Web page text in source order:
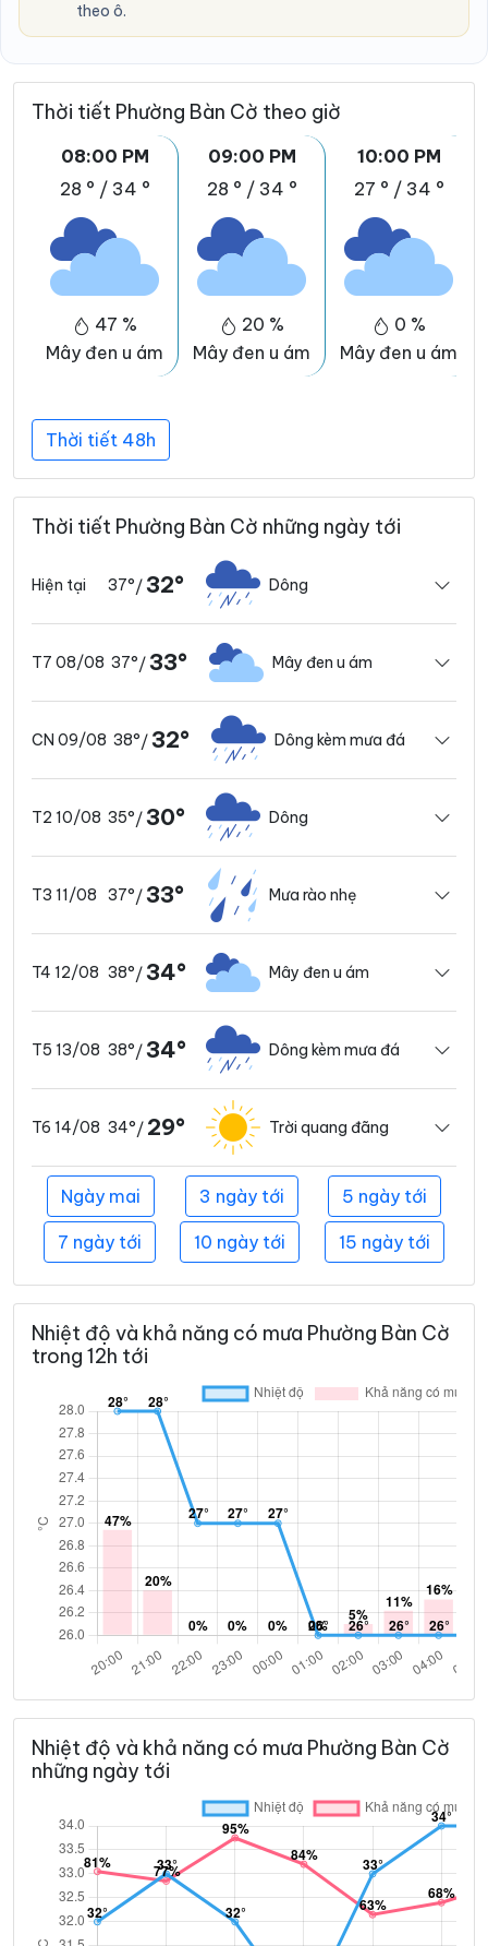
theo ô.
Thời tiết Phường Bàn Cờ theo giờ
08:00 PM
28 ° / 34 °
47 %
Mây đen u ám
09:00 PM
28 ° / 34 °
20 %
Mây đen u ám
10:00 PM
27 ° / 34 °
0 %
Mây đen u ám
Thời tiết 48h
Thời tiết Phường Bàn Cờ những ngày tới
Hiện tại 37°/ 32° Dông
T7 08/08 37°/ 33° Mây đen u ám
CN 09/08 38°/ 32° Dông kèm mưa đá
T2 10/08 35°/ 30° Dông
T3 11/08 37°/ 33° Mưa rào nhẹ
T4 12/08 38°/ 34° Mây đen u ám
T5 13/08 38°/ 34° Dông kèm mưa đá
T6 14/08 34°/ 29° Trời quang đãng
Ngày mai 3 ngày tới 5 ngày tới
7 ngày tới 10 ngày tới 15 ngày tới
Nhiệt độ và khả năng có mưa Phường Bàn Cờ
trong 12h tới
Nhiệt độ và khả năng có mưa Phường Bàn Cờ
những ngày tới